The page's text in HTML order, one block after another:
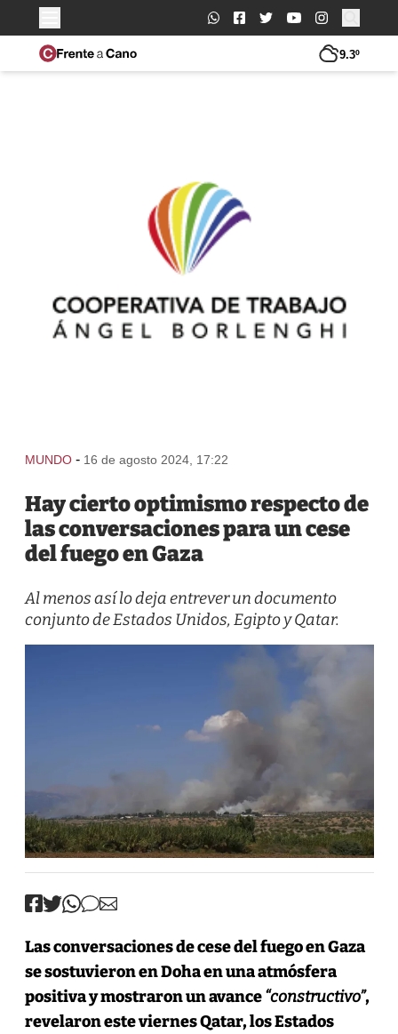
Buscar:
9.3º
MUNDO - 16 de agosto 2024, 17:22
Hay cierto optimismo respecto de
las conversaciones para un cese
del fuego en Gaza
Al menos así lo deja entrever un documento
conjunto de Estados Unidos, Egipto y Qatar.
Las conversaciones de cese del fuego en Gaza
se sostuvieron en Doha en una atmósfera
positiva y mostraron un avance“constructivo”,
revelaron este viernes Qatar, los Estados